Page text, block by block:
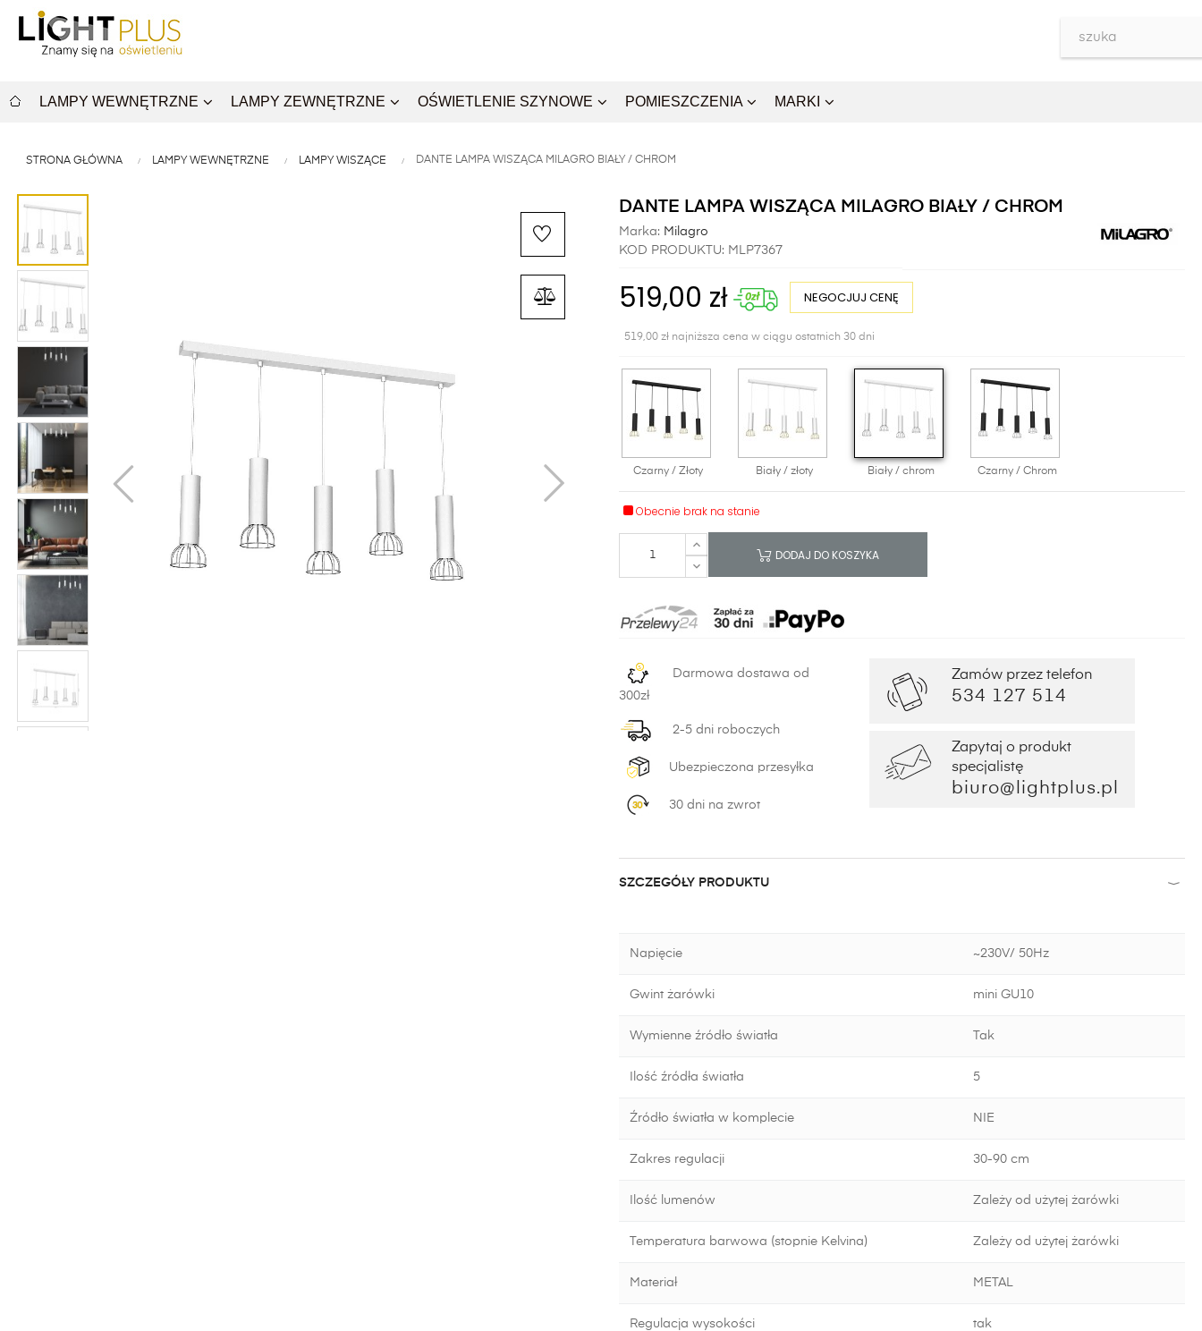
LAMPY WEWNĘTRZNE LAMPY ZEWNĘTRZNE OŚWIETLENIE SZYNOWE POMIESZCZENIA MARKI
STRONA GŁÓWNA LAMPY WEWNĘTRZNE LAMPY WISZĄCE DANTE LAMPA WISZĄCA MILAGRO BIAŁY / CHROM
DANTE LAMPA WISZĄCA MILAGRO BIAŁY / CHROM
Marka: Milagro
KOD PRODUKTU: MLP7367
519,00 zł NEGOCJUJ CENĘ
519,00 zł najniższa cena w ciągu ostatnich 30 dni
Czarny / Złoty Biały / złoty Biały / chrom Czarny / Chrom
Obecnie brak na stanie
DODAJ DO KOSZYKA
Darmowa dostawa od
300zł
2-5 dni roboczych
Ubezpieczona przesyłka
30 dni na zwrot
Zamów przez telefon
534 127 514
Zapytaj o produkt
specjalistę
biuro@lightplus.pl
SZCZEGÓŁY PRODUKTU
Napięcie ~230V/ 50Hz
Gwint żarówki mini GU10
Wymienne źródło światła Tak
Ilość źródła światła 5
Źródło światła w komplecie NIE
Zakres regulacji 30-90 cm
Ilość lumenów Zależy od użytej żarówki
Temperatura barwowa (stopnie Kelvina) Zależy od użytej żarówki
Materiał METAL
Regulacja wysokości tak